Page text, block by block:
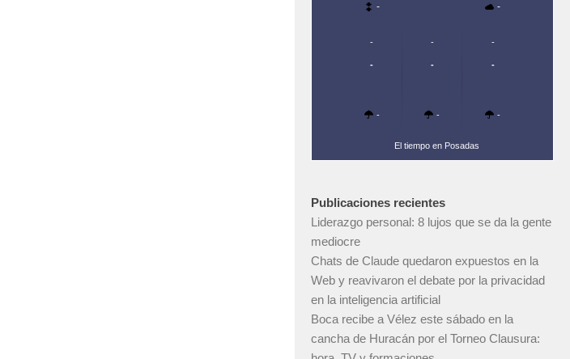
- -
-
-
-
-
-
-
-
-
-
El tiempo en Posadas
Publicaciones recientes
Liderazgo personal: 8 lujos que se da la gente
mediocre
Chats de Claude quedaron expuestos en la
Web y reavivaron el debate por la privacidad
en la inteligencia artificial
Boca recibe a Vélez este sábado en la
cancha de Huracán por el Torneo Clausura: